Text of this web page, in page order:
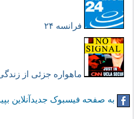
فرانسه ۲۴
ماهواره جزئی از
به صفحه فیسبوک جدیدآنلاین